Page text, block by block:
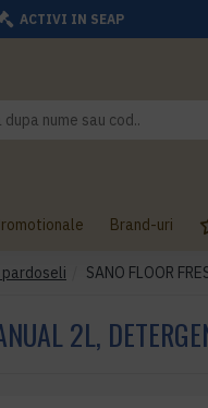
ACTIVI IN SEAP
Brand-uri
SANO FLOOR
2L,